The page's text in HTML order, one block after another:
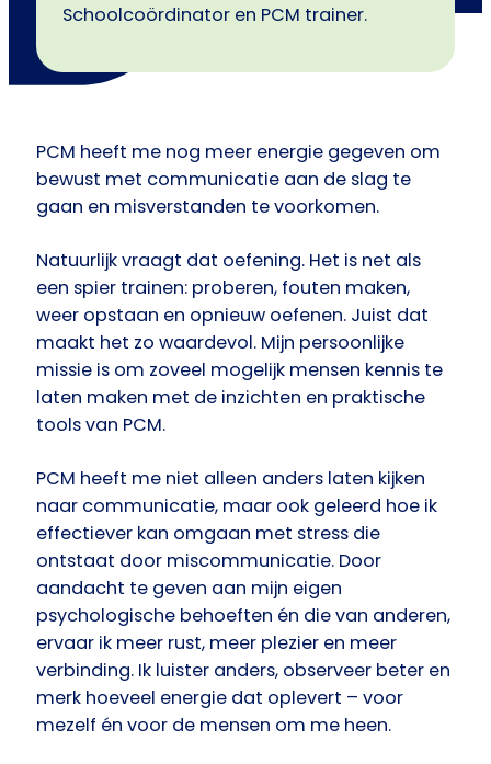
Schoolcoördinator en PCM trainer.
PCM heeft me nog meer energie gegeven om
bewust met communicatie aan de slag te
gaan en misverstanden te voorkomen.
Natuurlijk vraagt dat oefening. Het is net als
een spier trainen: proberen, fouten maken,
weer opstaan en opnieuw oefenen. Juist dat
maakt het zo waardevol. Mijn persoonlijke
missie is om zoveel mogelijk mensen kennis te
laten maken met de inzichten en praktische
tools van PCM.
PCM heeft me niet alleen anders laten kijken
naar communicatie, maar ook geleerd hoe ik
effectiever kan omgaan met stress die
ontstaat door miscommunicatie. Door
aandacht te geven aan mijn eigen
psychologische behoeften én die van anderen,
ervaar ik meer rust, meer plezier en meer
verbinding. Ik luister anders, observeer beter en
merk hoeveel energie dat oplevert – voor
mezelf én voor de mensen om me heen.